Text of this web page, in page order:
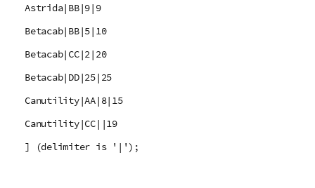
Astrida|BB|9|9
Betacab|BB|5|10
Betacab|CC|2|20
Betacab|DD|25|25
Canutility|AA|8|15
Canutility|CC||19
] (delimiter is '|');